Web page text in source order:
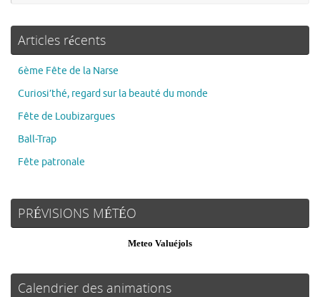
Articles récents
6ème Fête de la Narse
Curiosi’thé, regard sur la beauté du monde
Fête de Loubizargues
Ball-Trap
Fête patronale
PRÉVISIONS MÉTÉO
Meteo Valuéjols
Calendrier des animations